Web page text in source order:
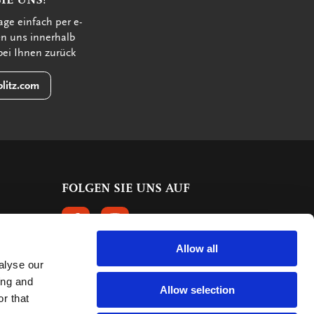
our
and
that
Allow all
Allow selection
einfach per e-
uns innerhalb
Ihnen zurück
FOLGEN SIE UNS AUF
FOLGEN SIE UNS AUF FACEBOOK
FOLGEN SIE UNS AUF INSTAGRAM
KUNDENBEWERTUNGEN